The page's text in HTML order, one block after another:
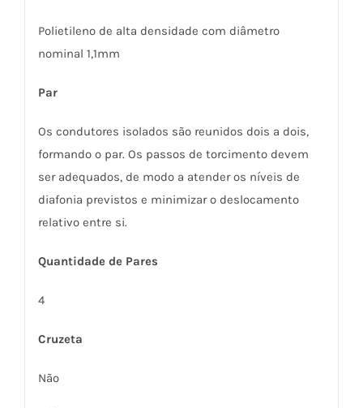
Polietileno de alta densidade com diâmetro
nominal 1,1mm
Par
Os condutores isolados são reunidos dois a dois,
formando o par. Os passos de torcimento devem
ser adequados, de modo a atender os níveis de
diafonia previstos e minimizar o deslocamento
relativo entre si.
Quantidade de Pares
4
Cruzeta
Não